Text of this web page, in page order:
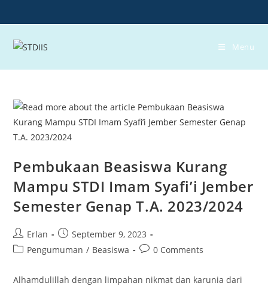
to
content
Menu
Pembukaan Beasiswa Kurang
Mampu STDI Imam Syafi’i Jember
Semester Genap T.A. 2023/2024
Post
author:
Erlan
Post
published:
September 9, 2023
PostPengumuman / Beasiswa
Post0 Comments
Alhamdulillah dengan limpahan nikmat dan karunia dari